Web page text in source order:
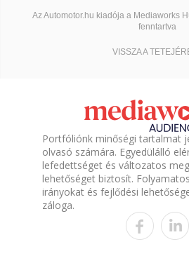
Az Automotor.hu kiadója a Mediaworks
fenntartva
VISSZA A
Portfóliónk minőségi tartalmat
olvasó számára. Egyedülálló
lefedettséget és változatos
lehetőséget biztosít.
irányokat és fejlődési
záloga.